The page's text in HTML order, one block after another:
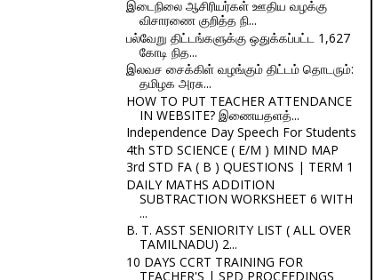
இடைநிலை ஆசிரியர்கள் ஊதிய வழக்கு
விசாரணை குறித்த நி...
பல்வேறு திட்டங்களுக்கு ஒதுக்கப்பட்ட 1,627
கோடி நித...
இலவச சைக்கிள் வழங்கும் திட்டம் தொடரும்:
தமிழக அரசு...
HOW TO PUT TEACHER ATTENDANCE
IN WEBSITE? இணையதளத்...
Independence Day Speech For Students
4th STD SCIENCE ( E/M ) MIND MAP
3rd STD FA ( B ) QUESTIONS | TERM 1
DAILY MATHS ADDITION
SUBTRACTION WORKSHEET 6 WITH
...
B. T. ASST SENIORITY LIST ( ALL OVER
TAMILNADU) 2...
10 DAYS CCRT TRAINING FOR
TEACHER'S | SPD PROCEEDINGS